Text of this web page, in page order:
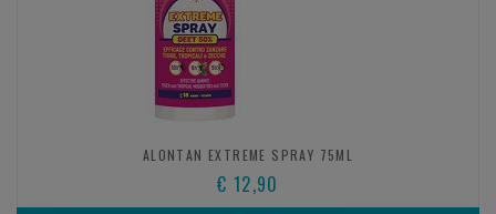
ALONTAN EXTREME SPRAY 75ML
€ 12,90